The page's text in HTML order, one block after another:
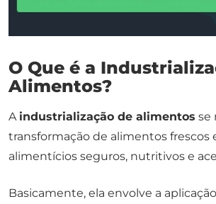
O Que é a
Alimentos?
A industrialização de alimentos se
transformação de alimentos frescos
alimentícios seguros, nutritivos e
Basicamente, ela envolve a